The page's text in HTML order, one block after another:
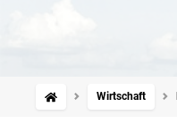
Wirtschaft